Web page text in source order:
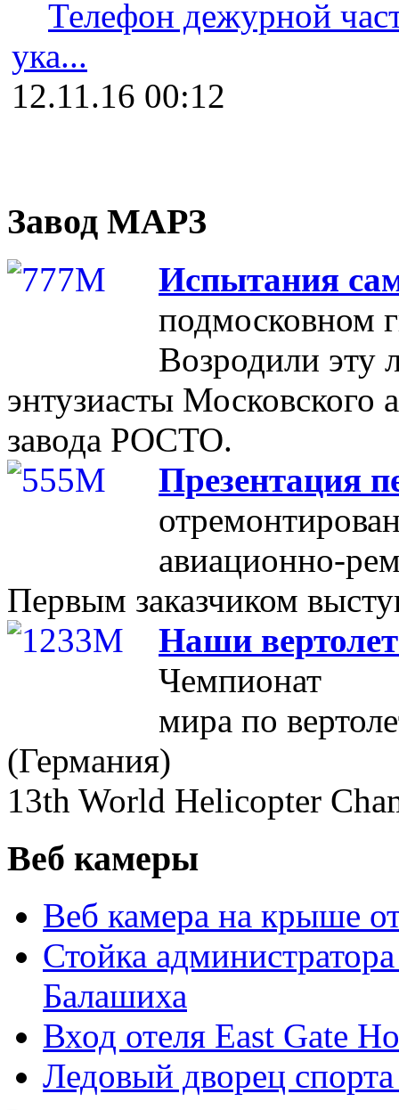
Телефон дежурной
ука...
12.11.16 00:12
Завод МАРЗ
Испытания
подмосковном
Возродили эту
энтузиасты Московского
завода РОСТО.
Презентация
авиационно-
Первым заказчиком
Наши
Чемпионат
мира по
(Германия)
13th World Helicopter
Веб камеры
Веб камера на крыше
Стойка
Балашиха
Вход отеля East Gate
Ледовый дворец